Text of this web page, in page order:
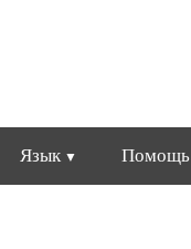
Язык Помощь